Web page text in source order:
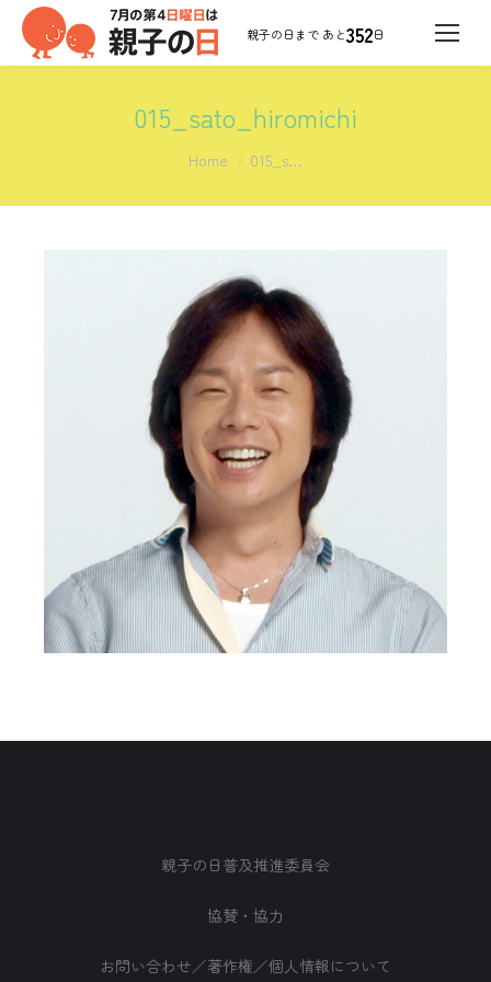
352日
015_sato_hiromichi
You are here:
Home 015_s…
親子の日普及推進委員会
協賛・協力
お問い合わせ／著作権／個人情報について